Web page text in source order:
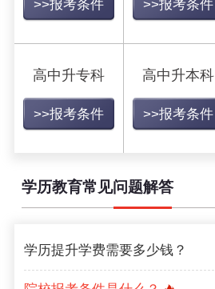
>>报考条件 >>报考条件
高中升专科
>>报考条件
高中升本科
>>报考条件
学历教育常见问题解答
学历提升学费需要多少钱？